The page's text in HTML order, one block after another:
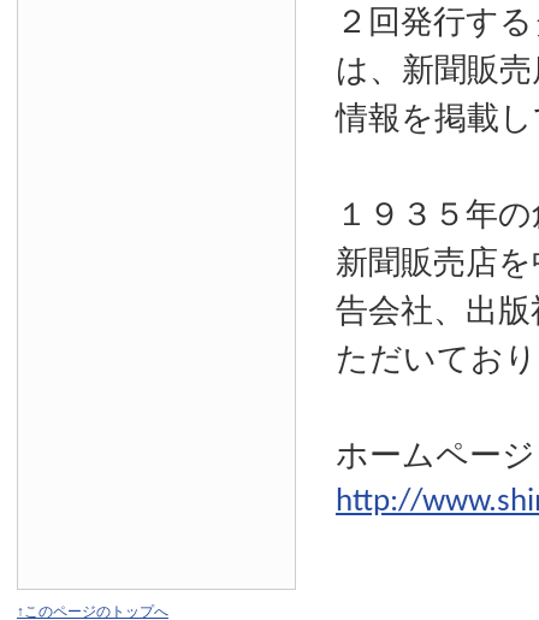
２回発行す
は、新聞販
情報を掲載
１９３５年
新聞販売店
告会社、出
ただいてお
ホームペー
http://
↑このページのトップへ